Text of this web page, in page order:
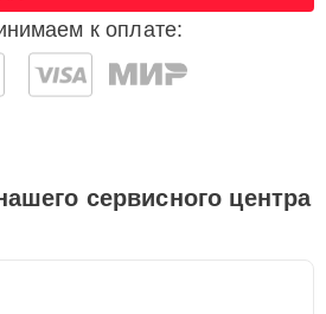
к оплате:
сервисного центра